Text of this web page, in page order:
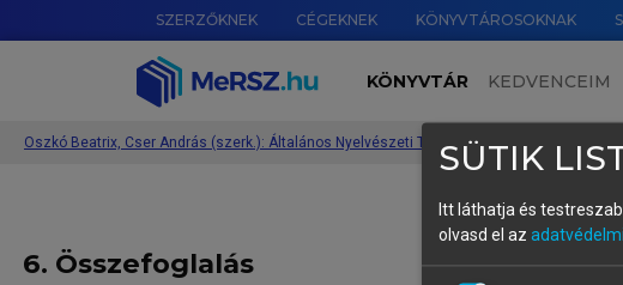
SZERZŐKNEK CÉGEKNEK KÖNYVTÁROSOKNAK
KÖNYVTÁR KEDVENCEIM
Oszkó Beatrix, Cser András (szerk.): Általános Nyelvészeti Tanulmányok XXXVII. II.
6. Összefoglalás
SÜTIK
Itt láthatja és
olvasd el az